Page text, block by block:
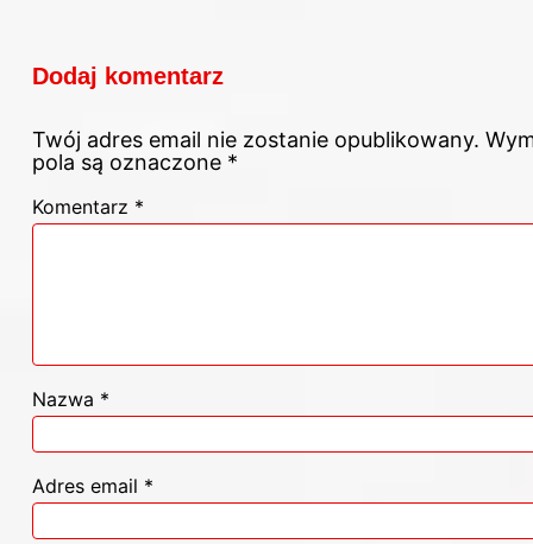
Dodaj komentarz
Twój adres email nie zostanie opublikowany.
pola są oznaczone *
Komentarz *
Nazwa *
Adres email *